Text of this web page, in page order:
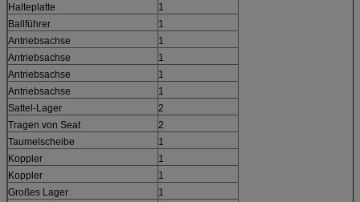
Halteplatte
1
Ballführer
1
Antriebsachse
1
Antriebsachse
1
Antriebsachse
1
Antriebsachse
1
Sattel-Lager
2
Tragen von Seat
2
Taumelscheibe
1
Koppler
1
Koppler
1
Großes Lager
1